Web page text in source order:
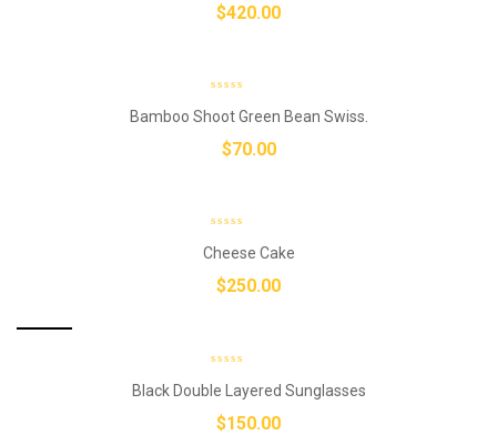
$420.00
Bamboo Shoot Green Bean Swiss.
$70.00
Cheese Cake
$250.00
Black Double Layered Sunglasses
$150.00